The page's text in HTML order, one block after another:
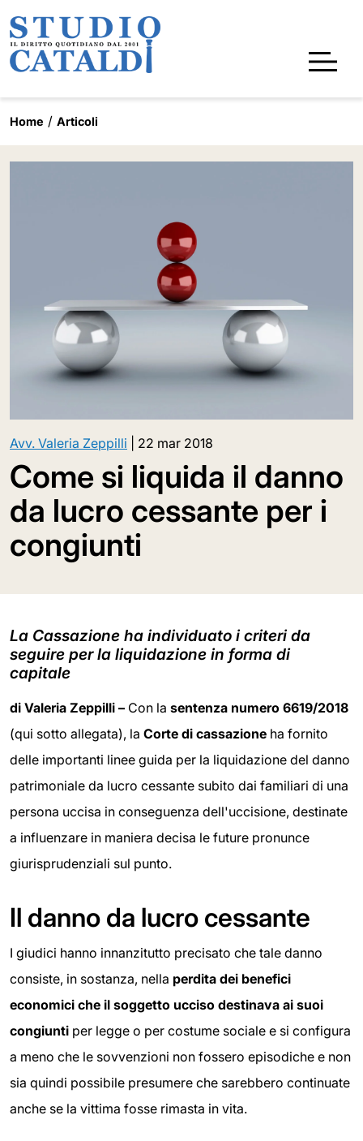
Home Articoli
Avv. Valeria Zeppilli 22 mar 2018
Come si liquida il danno
da lucro cessante per i
congiunti
La Cassazione ha individuato i criteri da
seguire per la liquidazione in forma di
capitale
di Valeria Zeppilli – Con la sentenza numero 6619/2018
(qui sotto allegata), la Corte di cassazione ha fornito
delle importanti linee guida per la liquidazione del danno
patrimoniale da lucro cessante subito dai familiari di una
persona uccisa in conseguenza dell'uccisione, destinate
a influenzare in maniera decisa le future pronunce
giurisprudenziali sul punto.
Il danno da lucro cessante
I giudici hanno innanzitutto precisato che tale danno
consiste, in sostanza, nella perdita dei benefici
economici che il soggetto ucciso destinava ai suoi
congiunti per legge o per costume sociale e si configura
a meno che le sovvenzioni non fossero episodiche e non
sia quindi possibile presumere che sarebbero continuate
anche se la vittima fosse rimasta in vita.